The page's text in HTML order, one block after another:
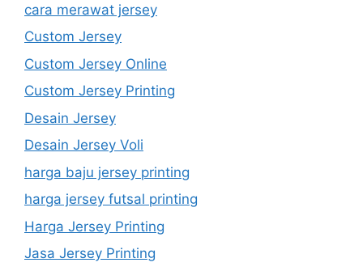
cara merawat jersey
Custom Jersey
Custom Jersey Online
Custom Jersey Printing
Desain Jersey
Desain Jersey Voli
harga baju jersey printing
harga jersey futsal printing
Harga Jersey Printing
Jasa Jersey Printing